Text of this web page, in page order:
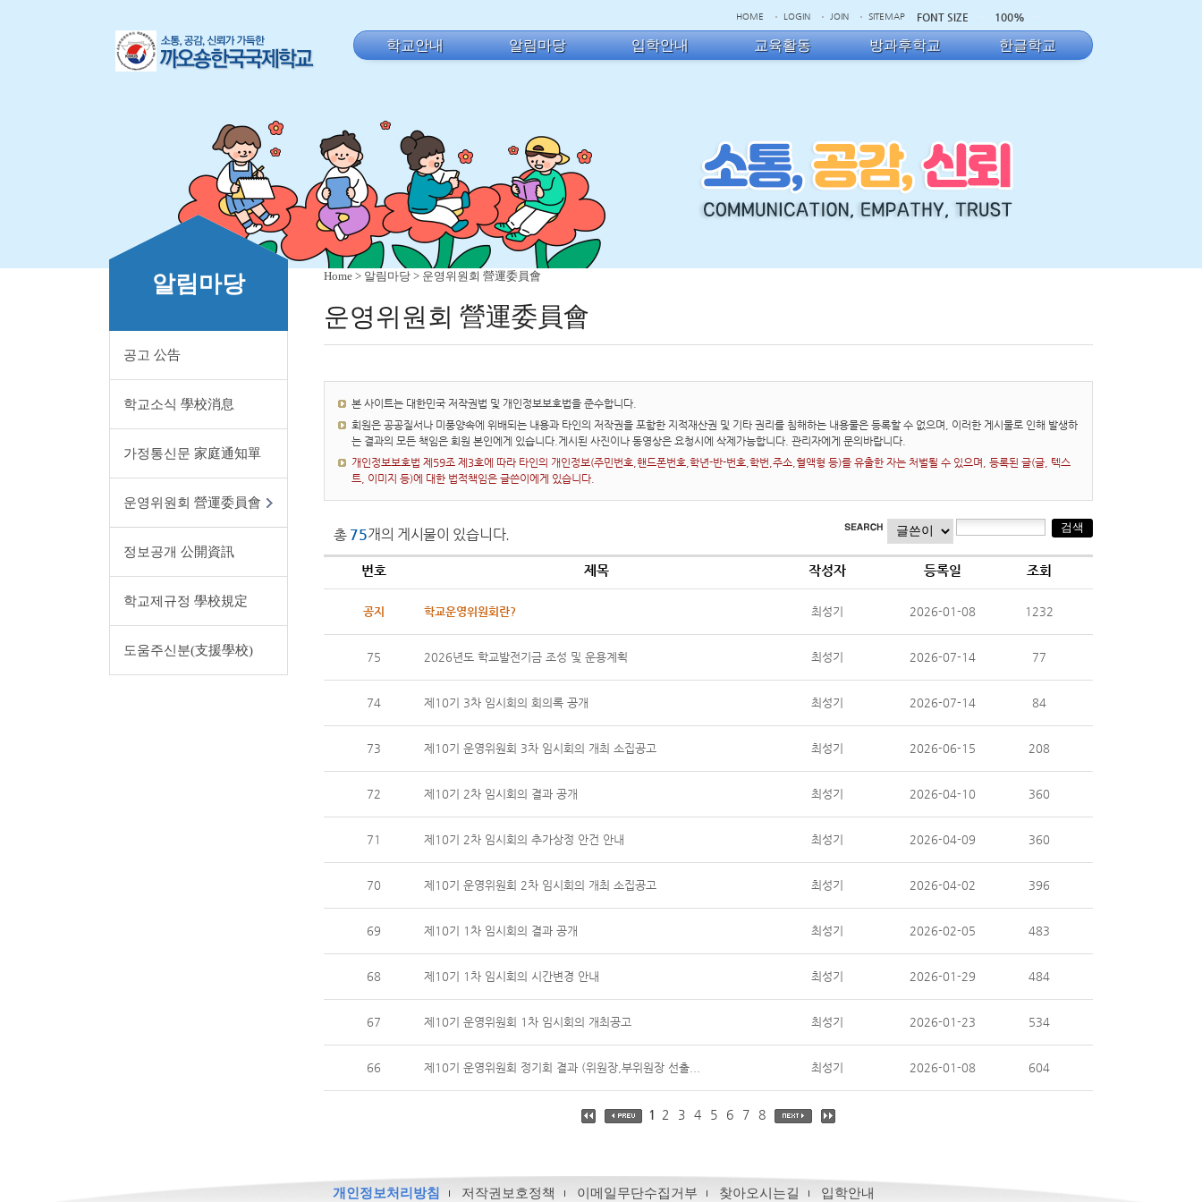
HOME LOGIN JOIN SITEMAP FONT SIZE 100%
학교안내 알림마당 입학안내 교육활동 방과후학교 한글학교
알림마당
공고 公告
학교소식 學校消息
가정통신문 家庭通知單
운영위원회 營運委員會
정보공개 公開資訊
학교제규정 學校規定
도움주신분(支援學校)
Home > 알림마당 > 운영위원회 營運委員會
운영위원회 營運委員會
본 사이트는 대한민국 저작권법 및 개인정보보호법을 준수합니다.
회원은 공공질서나 미풍양속에 위배되는 내용과 타인의 저작권을 포함한 지적재산권 및 기타 권리를 침해하는 내용물은 등록할 수 없으며, 이러한 게시물로 인해 발생하
는 결과의 모든 책임은 회원 본인에게 있습니다.게시된 사진이나 동영상은 요청시에 삭제가능합니다. 관리자에게 문의바랍니다.
개인정보보호법 제59조 제3호에 따라 타인의 개인정보(주민번호,핸드폰번호,학년-반-번호,학번,주소,혈액형 등)를 유출한 자는 처벌될 수 있으며, 등록된 글(글, 텍스
트, 이미지 등)에 대한 법적책임은 글쓴이에게 있습니다.
총 75개의 게시물이 있습니다.
번호 제목 작성자 등록일 조회
공지 학교운영위원회란? 최성기 2026-01-08 1232
75 2026년도 학교발전기금 조성 및 운용계획 최성기 2026-07-14 77
74 제10기 3차 임시회의 회의록 공개 최성기 2026-07-14 84
73 제10기 운영위원회 3차 임시회의 개최 소집공고 최성기 2026-06-15 208
72 제10기 2차 임시회의 결과 공개 최성기 2026-04-10 360
71 제10기 2차 임시회의 추가상정 안건 안내 최성기 2026-04-09 360
70 제10기 운영위원회 2차 임시회의 개최 소집공고 최성기 2026-04-02 396
69 제10기 1차 임시회의 결과 공개 최성기 2026-02-05 483
68 제10기 1차 임시회의 시간변경 안내 최성기 2026-01-29 484
67 제10기 운영위원회 1차 임시회의 개최공고 최성기 2026-01-23 534
66 제10기 운영위원회 정기회 결과 (위원장,부위원장 선출... 최성기 2026-01-08 604
1 2 3 4 5 6 7 8
개인정보처리방침 저작권보호정책 이메일무단수집거부 찾아오시는길 입학안내